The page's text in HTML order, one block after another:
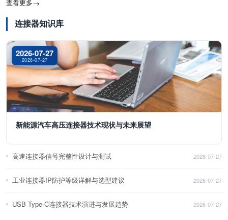
查看更多→
连接器知识库
2026-07-27
2026-07-27
新能源汽车高压连接器技术现状与未来展望
高速连接器信号完整性设计与测试 2026-07-27
工业连接器IP防护等级详解与选型建议 2026-07-27
USB Type-C连接器技术演进与发展趋势 2026-07-27